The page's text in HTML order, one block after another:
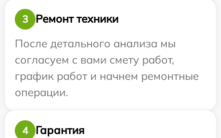
3
Ремонт техники
После детального анализа мы
согласуем с вами смету работ,
график работ и начнем ремонтные
операции.
4
Гарантия